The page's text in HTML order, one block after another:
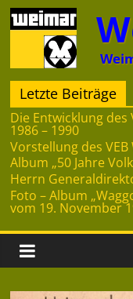
Zum
Inhalt
springen
Letzte Beiträge
Die Entwicklung des
1986 – 1990
Vorstellung des
Album „50 Jahre
Herrn
Foto – Album
vom 19. November